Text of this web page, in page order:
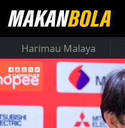
Harimau Malaya